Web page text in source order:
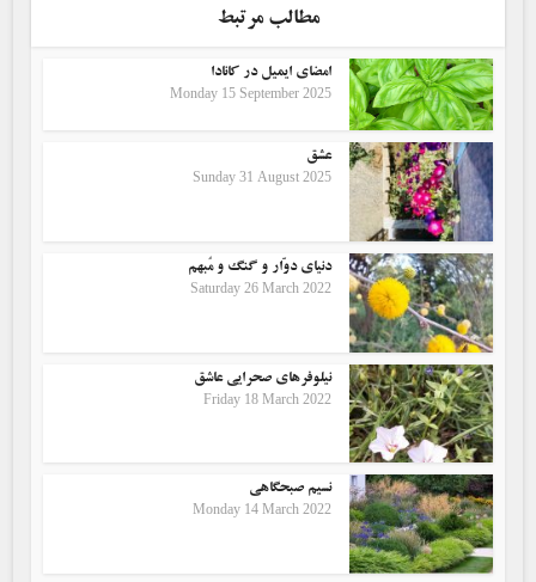
مطالب مرتبط
امضای ایمیل در کانادا
Monday 15 September 2025
عشق
Sunday 31 August 2025
دنیای دوّار و گنگ و مُبهم
Saturday 26 March 2022
نیلوفرهای صحرایی عاشق
Friday 18 March 2022
نسیم صبحگاهی
Monday 14 March 2022